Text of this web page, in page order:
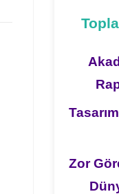
Zor